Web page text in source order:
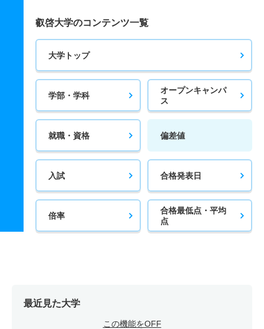
叡啓大学のコンテンツ一覧
大学トップ
学部・学科
オープンキャンパ
ス
就職・資格 偏差値
入試 合格発表日
倍率
合格最低点・平均
点
最近見た大学
この機能をOFF